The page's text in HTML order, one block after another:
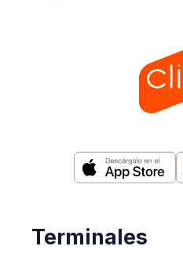
Terminales